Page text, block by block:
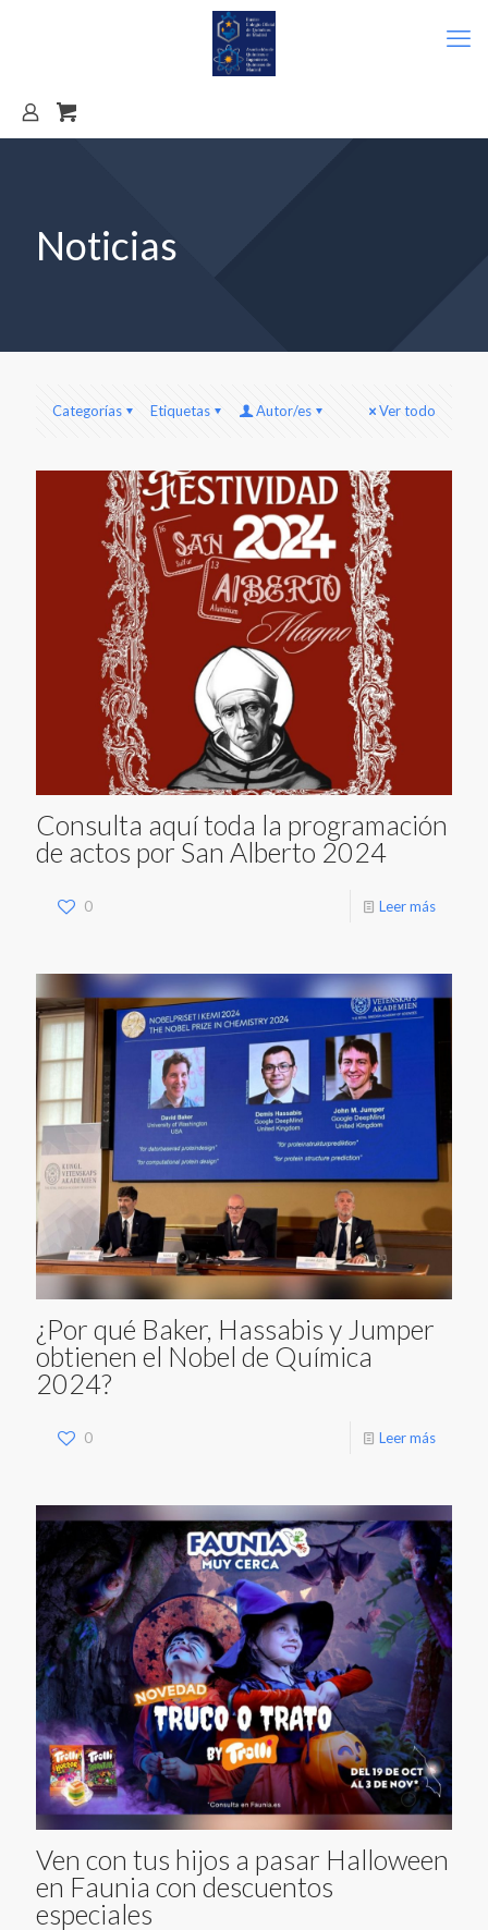
Noticias
Categorías Etiquetas Autor/es Ver todo
Consulta aquí toda la programación
de actos por San Alberto 2024
0 Leer más
¿Por qué Baker, Hassabis y Jumper
obtienen el Nobel de Química
2024?
0 Leer más
Ven con tus hijos a pasar Halloween
en Faunia con descuentos
especiales